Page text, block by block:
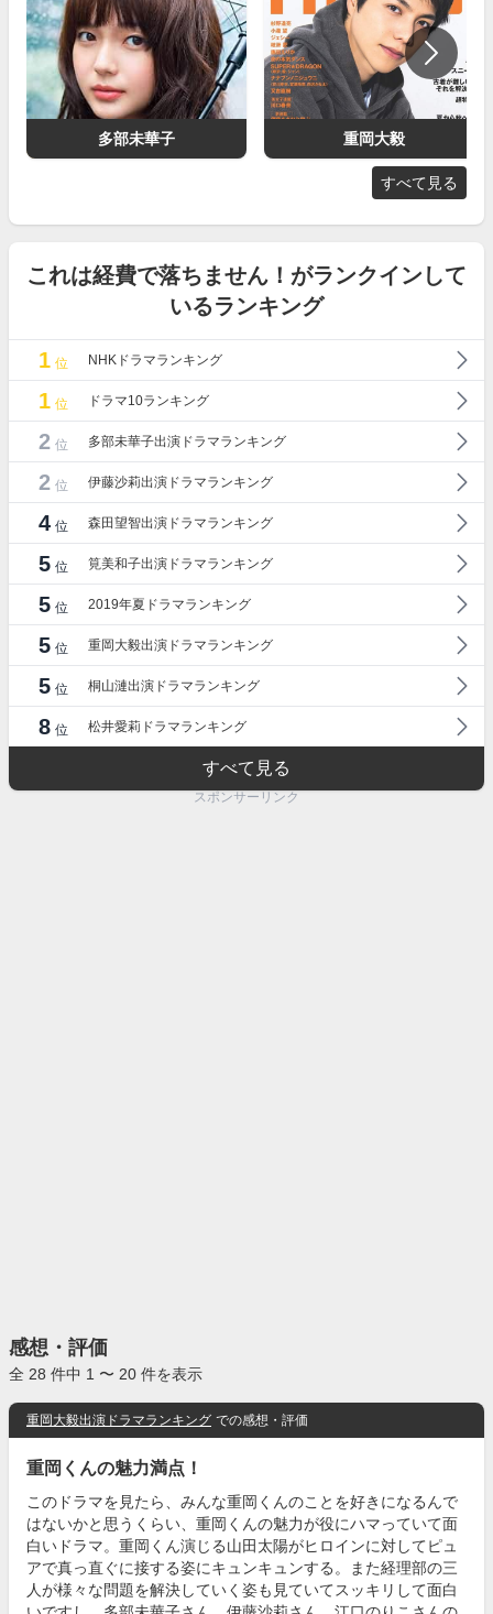
多部未華子 重岡大毅
すべて見る
これは経費で落ちません！がランクインして
いるランキング
1 位 NHKドラマランキング
1 位 ドラマ10ランキング
2 位 多部未華子出演ドラマランキング
2 位 伊藤沙莉出演ドラマランキング
4 位 森田望智出演ドラマランキング
5 位 筧美和子出演ドラマランキング
5 位 2019年夏ドラマランキング
5 位 重岡大毅出演ドラマランキング
5 位 桐山漣出演ドラマランキング
8 位 松井愛莉ドラマランキング
すべて見る
スポンサーリンク
感想・評価
全 28 件中 1 〜 20 件を表示
重岡大毅出演ドラマランキング での感想・評価
重岡くんの魅力満点！
このドラマを見たら、みんな重岡くんのことを好きになるんで
はないかと思うくらい、重岡くんの魅力が役にハマっていて面
白いドラマ。重岡くん演じる山田太陽がヒロインに対してピュ
アで真っ直ぐに接する姿にキュンキュンする。また経理部の三
人が様々な問題を解決していく姿も見ていてスッキリして面白